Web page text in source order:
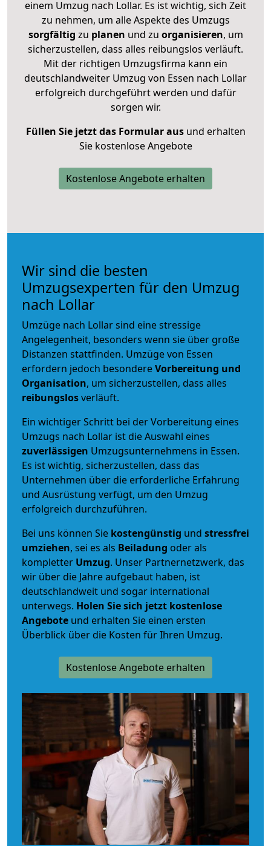
einem Umzug nach Lollar. Es ist wichtig, sich Zeit
zu nehmen, um alle Aspekte des Umzugs
sorgfältig zu planen und zu organisieren, um
sicherzustellen, dass alles reibungslos verläuft.
Mit der richtigen Umzugsfirma kann ein
deutschlandweiter Umzug von Essen nach Lollar
erfolgreich durchgeführt werden und dafür
sorgen wir.
Füllen Sie jetzt das Formular ausund erhalten
Sie kostenlose Angebote
Kostenlose Angebote erhalten
Wir sind die besten
Umzugsexperten für den Umzug
nach Lollar
Umzüge nach Lollar sind eine stressige
Angelegenheit, besonders wenn sie über große
Distanzen stattfinden. Umzüge von Essen
erfordern jedoch besondereVorbereitung und
Organisation, um sicherzustellen, dass alles
reibungslosverläuft.
Ein wichtiger Schritt bei der Vorbereitung eines
Umzugs nach Lollar ist die Auswahl eines
zuverlässigen Umzugsunternehmens in Essen.
Es ist wichtig, sicherzustellen, dass das
Unternehmen über die erforderliche Erfahrung
und Ausrüstung verfügt, um den Umzug
erfolgreich durchzuführen.
Bei uns können Sie kostengünstig und stressfrei
umziehen, sei es als Beiladung oder als
kompletter Umzug. Unser Partnernetzwerk, das
wir über die Jahre aufgebaut haben, ist
deutschlandweit und sogar international
unterwegs. Holen Sie sich jetzt kostenlose
Angebote und erhalten Sie einen ersten
Überblick über die Kosten für Ihren Umzug.
Kostenlose Angebote erhalten